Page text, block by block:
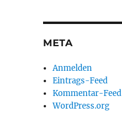
META
Anmelden
Eintrags-Feed
Kommentar-Feed
WordPress.org